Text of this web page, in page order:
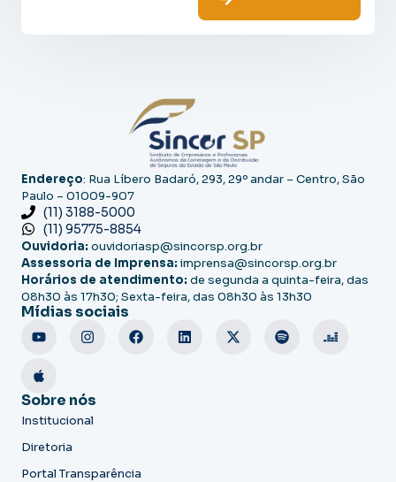
Endereço: Rua Líbero Badaró, 293, 29º andar – Centro, São
Paulo – 01009-907
(11) 3188-5000
(11) 95775-8854
Ouvidoria: ouvidoriasp@sincorsp.org.br
Assessoria de Imprensa: imprensa@sincorsp.org.br
Horários de atendimento: de segunda a quinta-feira, das
08h30 às 17h30; Sexta-feira, das 08h30 às 13h30
Mídias sociais
Sobre nós
Institucional
Diretoria
Portal Transparência